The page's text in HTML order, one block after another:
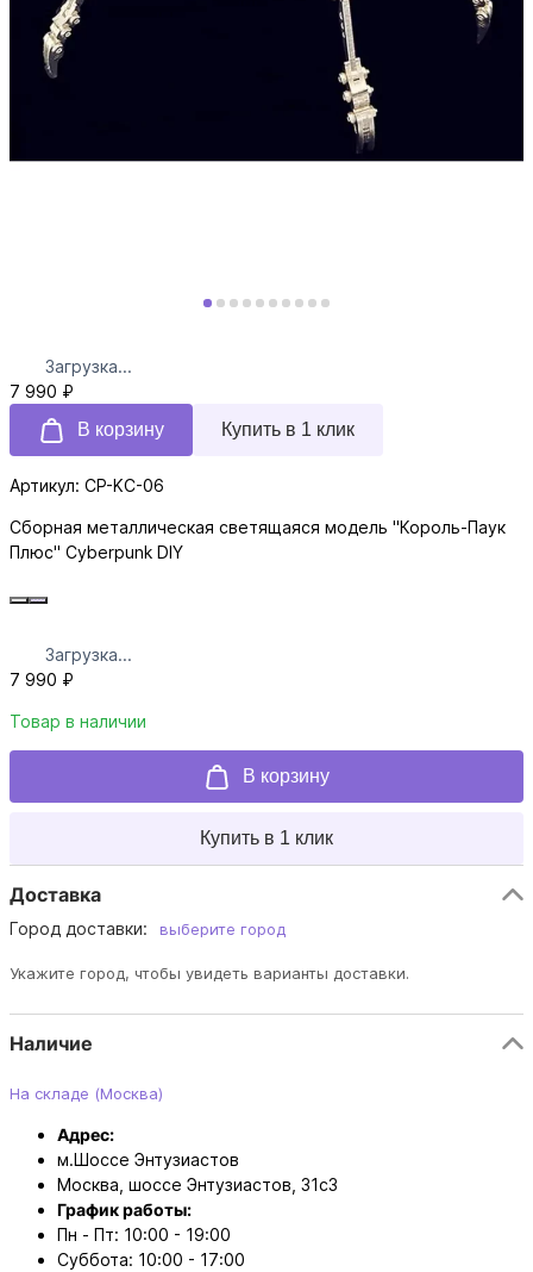
Загрузка...
7 990 ₽
В корзину
Купить в 1 клик
Артикул: CP-KC-06
Сборная металлическая светящаяся модель "Король-Паук
Плюс" Cyberpunk DIY
Загрузка...
7 990 ₽
Товар в наличии
В корзину
Купить в 1 клик
Доставка
Город доставки: выберите город
Укажите город, чтобы увидеть варианты доставки.
Наличие
На складе (Москва)
Адрес:
м.Шоссе Энтузиастов
Москва, шоссе Энтузиастов, 31с3
График работы:
Пн - Пт: 10:00 - 19:00
Суббота: 10:00 - 17:00